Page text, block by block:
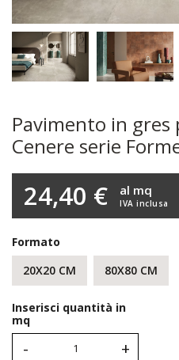
Pavimento in gres
Cenere serie
24,40 € IVA inclusa
al mq
Formato
20X20 CM
80X80 CM
Inserisci quantità in
mq
- +